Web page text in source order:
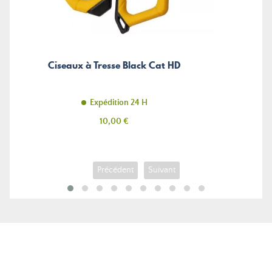
Ciseaux à Tresse Black Cat HD
Expédition 24 H
Prix
10,00 €
Précédent Suivant